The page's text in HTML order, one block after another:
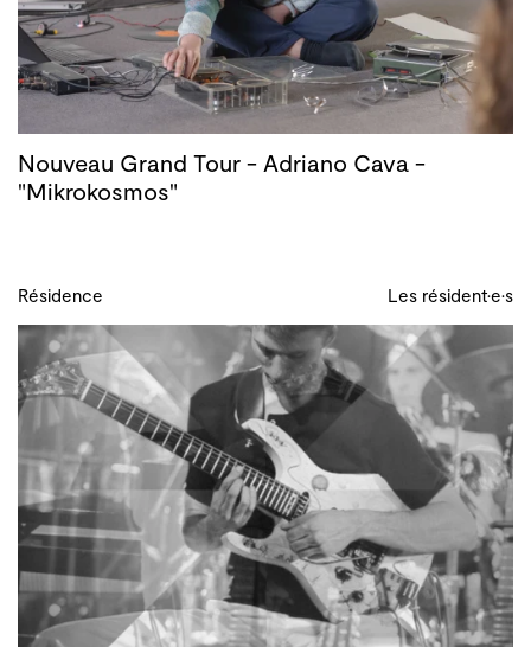
Nouveau Grand Tour - Adriano Cava -
"Mikrokosmos"
Résidence Les résident·e·s